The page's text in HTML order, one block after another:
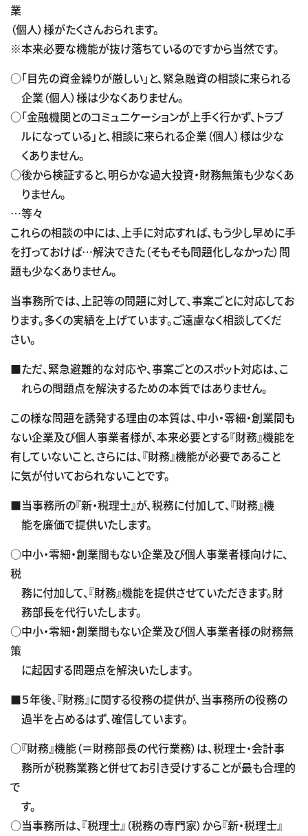
業
（個人）様がたくさんおられます。
※本来必要な機能が抜け落ちているのですから当然です。
○「目先の資金繰りが厳しい」と、緊急融資の相談に来られる
企業（個人）様は少なくありません。
○「金融機関とのコミュニケーションが上手く行かず、トラブ
ルになっている」と、相談に来られる企業（個人）様は少な
くありません。
○後から検証すると、明らかな過大投資・財務無策も少なくあ
りません。
…等々
これらの相談の中には、上手に対応すれば、もう少し早めに手
を打っておけば…解決できた（そもそも問題化しなかった）問
題も少なくありません。
当事務所では、上記等の問題に対して、事案ごとに対応してお
ります。多くの実績を上げています。ご遠慮なく相談してくだ
さい。
■ただ、緊急避難的な対応や、事案ごとのスポット対応は、こ
れらの問題点を解決するための本質ではありません。
この様な問題を誘発する理由の本質は、中小・零細・創業間も
ない企業及び個人事業者様が、本来必要とする『財務』機能を
有していないこと、さらには、『財務』機能が必要であること
に気が付いておられないことです。
■当事務所の『新・税理士』が、税務に付加して、『財務』機
能を廉価で提供いたします。
○中小・零細・創業間もない企業及び個人事業者様向けに、
税
務に付加して、『財務』機能を提供させていただきます。財
務部長を代行いたします。
○中小・零細・創業間もない企業及び個人事業者様の財務無
策
に起因する問題点を解決いたします。
■５年後、『財務』に関する役務の提供が、当事務所の役務の
過半を占めるはず、確信しています。
○『財務』機能（＝財務部長の代行業務）は、税理士・会計事
務所が税務業務と併せてお引き受けすることが最も合理的
で
す。
○当事務所は、『税理士』（税務の専門家）から『新・税理士』